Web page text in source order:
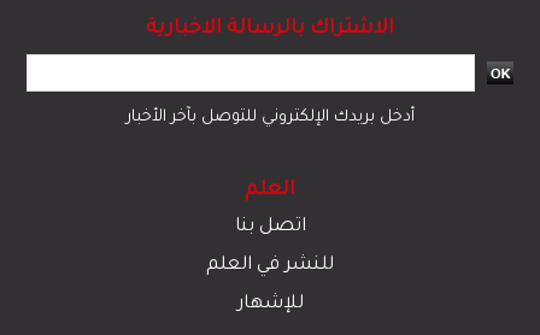
الاشتراك بالرسالة الاخبارية
أدخل بريدك الإلكتروني للتوصل بآخر الأخبار
العلم
اتصل بنا
للنشر في العلم
للإشهار